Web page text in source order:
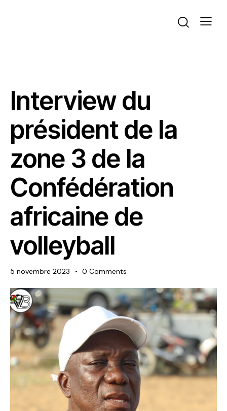
Interview du
président de la
zone 3 de la
Confédération
africaine de
volleyball
5 novembre 2023 0 Comments